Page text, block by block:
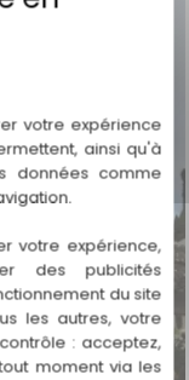
votre expérience
ainsi qu'à
données comme
votre expérience,
des publicités
du site
les autres, votre
: acceptez,
moment via les